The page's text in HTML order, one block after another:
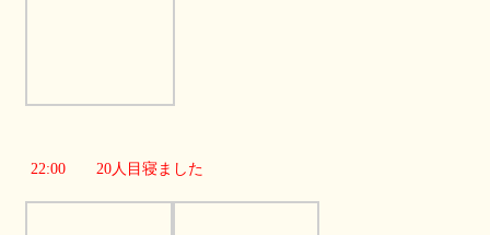
22:00 20人目寝ました